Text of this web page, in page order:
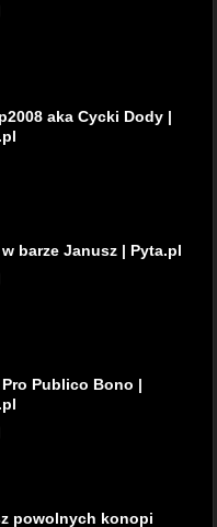
aka Cycki Dody |
w barze Janusz | Pyta.pl
Pro Publico Bono |
powolnych konopi